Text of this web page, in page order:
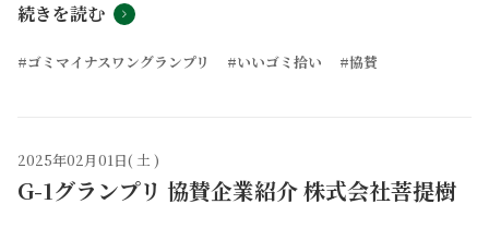
続きを読む
#ゴミマイナスワングランプリ #いいゴミ拾い #協賛
2025年02月01日( 土 )
G-1グランプリ 協賛企業紹介 株式会社菩提樹